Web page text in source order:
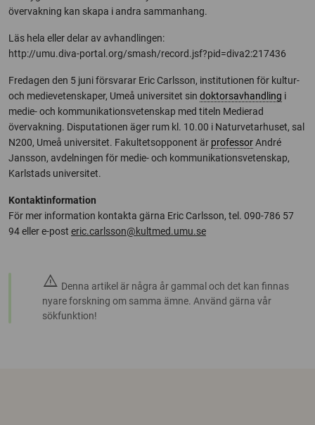
övervakning kan skapa i andra sammanhang.
Läs hela eller delar av avhandlingen:
http://umu.diva-portal.org/smash/record.jsf?pid=diva2:217436
Fredagen den 5 juni försvarar Eric Carlsson, institutionen för kultur-
och medievetenskaper, Umeå universitet sin doktorsavhandling i
medie- och kommunikationsvetenskap med titeln Medierad
övervakning. Disputationen äger rum kl. 10.00 i Naturvetarhuset, sal
N200, Umeå universitet. Fakultetsopponent är professorAndré
Jansson, avdelningen för medie- och kommunikationsvetenskap,
Karlstads universitet.
Kontaktinformation
För mer information kontakta gärna Eric Carlsson, tel. 090-786 57
94 eller e-post eric.carlsson@kultmed.umu.se
warning Denna artikel är några år gammal och det kan finnas
nyare forskning om samma ämne. Använd gärna vår
sökfunktion!